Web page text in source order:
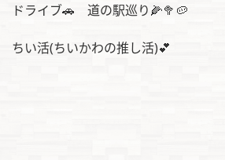
ドライブ🚗 道の駅巡り🌽🥦🥔
ちい活(ちいかわの推し活)💕